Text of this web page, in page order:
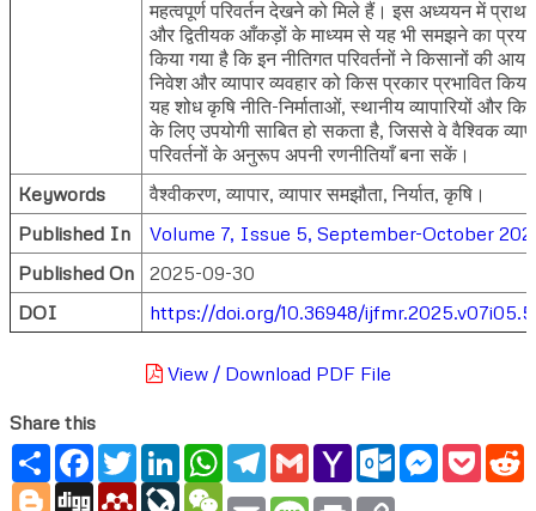
महत्वपूर्ण परिवर्तन देखने को मिले हैं। इस अध्ययन में
और द्वितीयक आँकड़ों के माध्यम से यह भी समझने का
किया गया है कि इन नीतिगत परिवर्तनों ने किसानों की
निवेश और व्यापार व्यवहार को किस प्रकार प्रभावित
यह शोध कृषि नीति-निर्माताओं, स्थानीय व्यापारियों और
के लिए उपयोगी साबित हो सकता है, जिससे वे वैश्विक
परिवर्तनों के अनुरूप अपनी रणनीतियाँ बना सकें।
Keywords
वैश्वीकरण, व्यापार, व्यापार समझौता, निर्यात, कृषि।
Published In
Volume 7, Issue 5, September-October
Published On
2025-09-30
DOI
https://doi.org/10.36948/
View / Download PDF File
Share this
ShareFacebook
TwitterLinkedInWhatsApp
Telegram
GmailYahoo
Mail
Outlook.com
Messenger
Blogger
Digg MendeleyLiveJournal
WeChat